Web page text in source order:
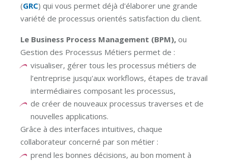
(GRC) qui vous permet déjà d'élaborer une grande
variété de processus orientés satisfaction du client.
Le Business Process Management (BPM), ou
Gestion des Processus Métiers permet de :
visualiser, gérer tous les processus métiers de
l’entreprise jusqu'aux workflows, étapes de travail
intermédiaires composant les processus,
de créer de nouveaux processus traverses et de
nouvelles applications.
Grâce à des interfaces intuitives, chaque
collaborateur concerné par son métier :
prend les bonnes décisions, au bon moment à